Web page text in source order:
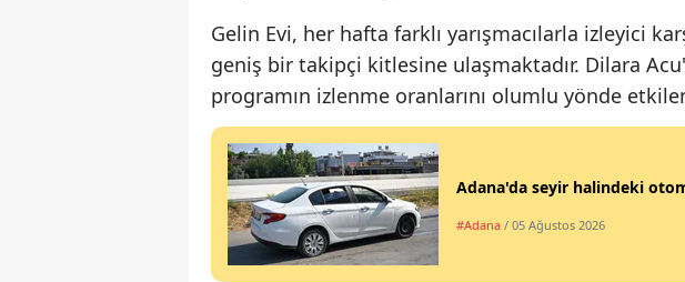
Niğde
Rize
Gelin Evi, her hafta farklı yarışmacılarla izleyici
geniş bir takipçi kitlesine ulaşmaktadır. Dilara
programın izlenme oranlarını olumlu yönde
Adana'da seyir halindeki
#Adana / 05 Ağustos 2026